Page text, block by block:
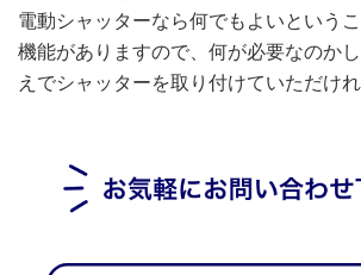
電動シャッターなら何でもよいという
機能がありますので、何が必要なのか
えでシャッターを取り付けていただけれ